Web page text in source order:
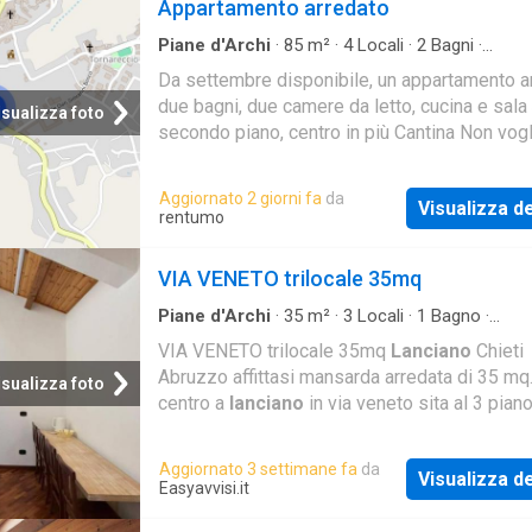
foto
Appartamento arredato
Piane d'Archi · 85 m² · 4Locali · 2 Bagni ·
Da settembre disponibile, un appartamento
due bagni, due camere da letto, cucina e sala
secondo piano, centro in più Cantina Non
Aggiornato 2 giorni fa da
rentumo
Visualizza
foto
VIA VENETO trilocale 35mq
Piane d'Archi · 35 m² · 3 Locali · 1 Bagno ·
VIA VENETO trilocale 35mq Lanciano Chieti
Abruzzo affittasi mansarda arredata di 35
centro a lanciano in via veneto sita al 3
graziosa palazzina. si compone di ingresso
cucinasala 1 camera da letto e 1 bagno con
con finestre solo sul tetto vasistas e scurini.
Aggiornato 3 settimane fa da
Easyavvisi.it
Visualizza